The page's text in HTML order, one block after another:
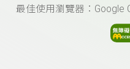
最佳使用瀏覽器：Google